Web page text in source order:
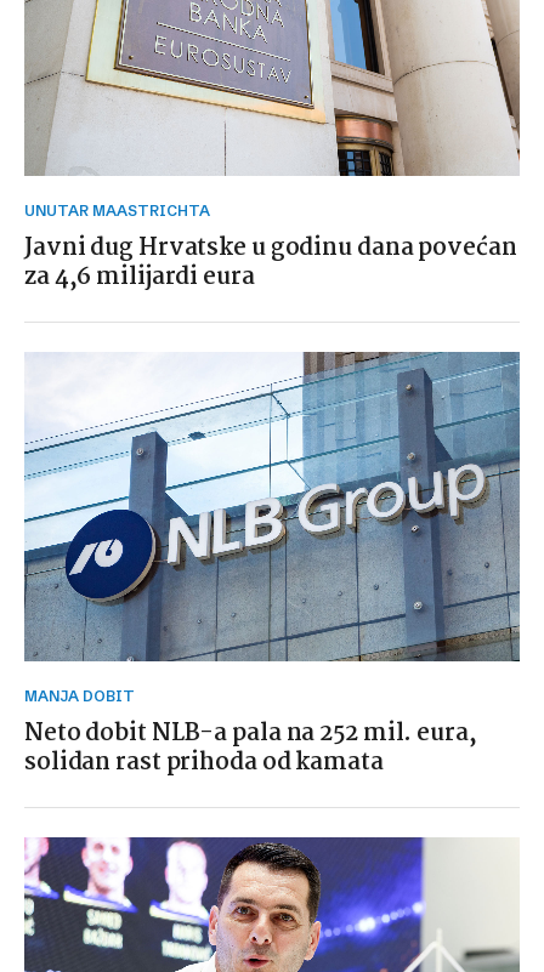
UNUTAR MAASTRICHTA
Javni dug Hrvatske u godinu dana povećan
za 4,6 milijardi eura
MANJA DOBIT
Neto dobit NLB-a pala na 252 mil. eura,
solidan rast prihoda od kamata